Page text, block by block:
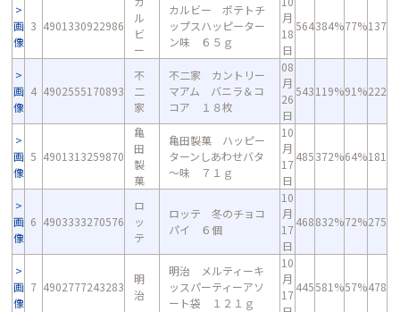
画
像
3 4901330922986
ル
ビ
ー
カルビー ポテトチ
ップスハッピーター
ン味 ６５ｇ
月
18
日
564384%77%137
画
像
4 4902555170893
不
二
家
不二家 カントリー
マアム バニラ＆コ
コア １８枚
08
月
26
日
543119%91%222
画
像
5 4901313259870
亀
田
製
菓
亀田製菓 ハッピー
ターンしあわせバタ
～味 ７１ｇ
10
月
17
日
485372%64%181
画
像
6 4903333270576
ロ
ッ
テ
ロッテ 冬のチョコ
パイ ６個
10
月
17
日
468832%72%275
画
像
7 4902777243283
明
治
明治 メルティーキ
ッスパーティーアソ
ート袋 １２１ｇ
10
月
17
445581%57%478